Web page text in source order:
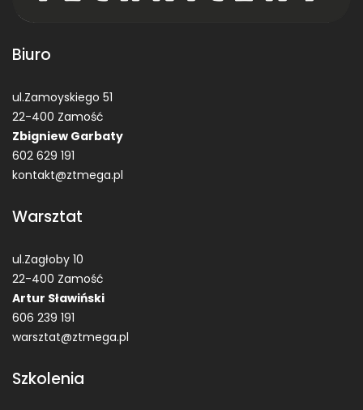
Biuro
ul.Zamoyskiego 51
22-400 Zamość
Zbigniew Garbaty
602 629 191
kontakt@ztmega.pl
Warsztat
ul.Zagłoby 10
22-400 Zamość
Artur Sławiński
606 239 191
warsztat@ztmega.pl
Szkolenia